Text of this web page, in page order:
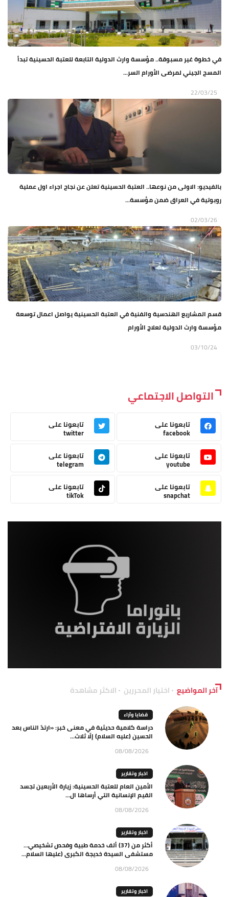
في خطوة غير مسبوقة.. مؤسسة وارث الدولية التابعة للعتبة الحسينية تبدأ
المسح الجيني لمرضى الأورام السر...
22/03/25
بالفيديو: الاولى من نوعها.. العتبة الحسينية تعلن عن نجاح اجراء اول عملية
روبوتية في العراق ضمن مؤسسة...
02/03/26
قسم المشاريع الهندسية والفنية في العتبة الحسينية يواصل اعمال توسعة
مؤسسة وارث الدولية لعلاج الأورام
03/10/24
التواصل الاجتماعي
تابعونا على
facebook
تابعونا على
twitter
تابعونا على
youtube
تابعونا على
telegram
تابعونا على
snapchat
تابعونا على
tikTok
آخر المواضيع اختيار المحررين الاكثر مشاهدة
قضايا وآراء
دراسة كلامية حديثية في معنى خبر: «ارتدّ الناس بعد
الحسين (عليه السلام) إلّا ثلاث...
08/08/2026
اخبار وتقارير
الأمين العام للعتبة الحسينية: زيارة الأربعين تجسد
القيم الإنسانية التي أرساها ال...
08/08/2026
اخبار وتقارير
أكثر من (37) ألف خدمة طبية وفحص تشخيصي…
مستشفى السيدة خديجة الكبرى (عليها السلام...
08/08/2026
اخبار وتقارير